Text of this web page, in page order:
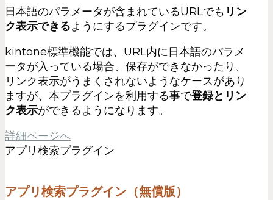
日本語のパラメータが含まれているURLでも リン
ク表示できるようにするプラグインです。
kintone標準機能では、URL内に日本語のパラメ
ータが入っている場合、保存ができなかったり、
リンク表示がうまくされないようなケースがあり
ますが、本プラグインを利用する事で登録とリン
ク表示ができるようになります。
詳細ページへ
アプリ検索プラグイン
アプリ検索プラグイン（無償版）